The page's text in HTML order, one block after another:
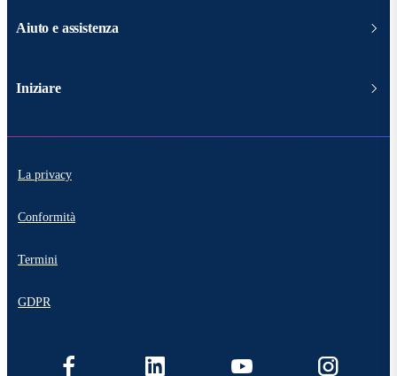
Aiuto e assistenza
Iniziare
La privacy
Conformità
Termini
GDPR